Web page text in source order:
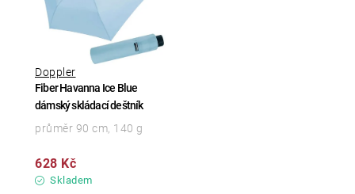
Fiber Havanna Ice Blue
dámský skládací deštník
Doppler
Skladem
628 Kč
průměr 90 cm, 140 g